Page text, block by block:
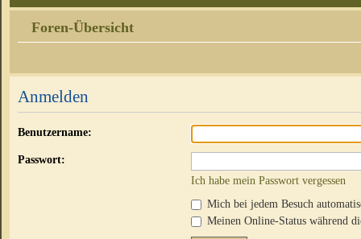
Foren-Übersicht
Anmelden
Benutzername:
Passwort:
Ich habe mein Passwort vergessen
Mich bei jedem Besuch
Meinen Online-Status während